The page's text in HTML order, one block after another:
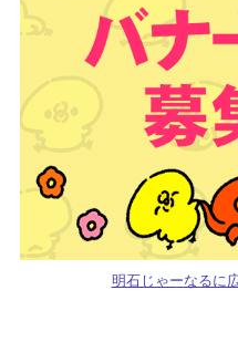
明石じゃーなるに